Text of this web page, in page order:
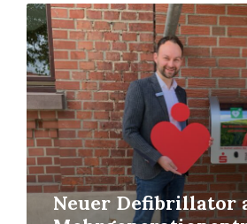
Neuer Defibrillator
Mehr
erfahren